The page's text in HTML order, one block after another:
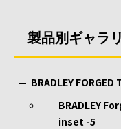
製品別ギャラ
BRADLEY FORGED
BRADLEY
inset -5